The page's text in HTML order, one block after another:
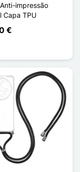
impressão
Capa TPU
€